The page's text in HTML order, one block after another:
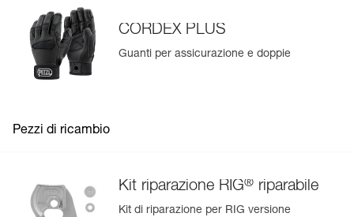
CORDEX PLUS
Guanti per assicurazione e doppie
Pezzi di ricambio
Kit riparazione RIG® riparabile
Kit di riparazione per RIG versione